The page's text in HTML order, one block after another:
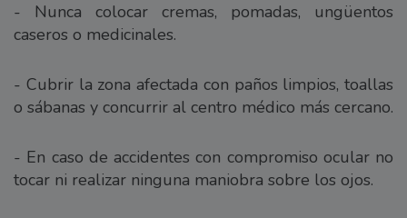
- Nunca colocar cremas, pomadas, ungüentos
caseros o medicinales.
- Cubrir la zona afectada con paños limpios, toallas
o sábanas y concurrir al centro médico más cercano.
- En caso de accidentes con compromiso ocular no
tocar ni realizar ninguna maniobra sobre los ojos.